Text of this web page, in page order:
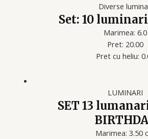
Diverse
Set: 10
Marimea: 6.0
Pret: 20.00
Pret cu heliu:
LUMINARI
SET 13
Marimea: 3.50